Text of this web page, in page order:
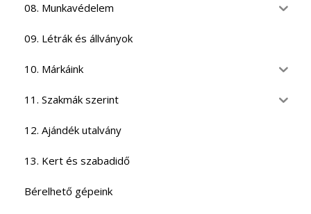
08. Munkavédelem
09. Létrák és állványok
10. Márkáink
11. Szakmák szerint
12. Ajándék utalvány
13. Kert és szabadidő
Bérelhető gépeink